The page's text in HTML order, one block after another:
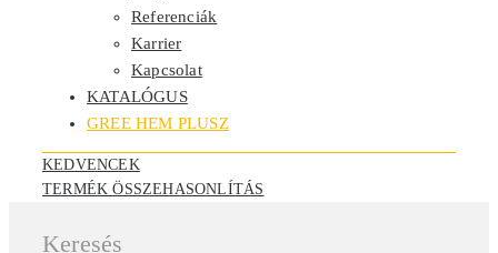
Referenciák
Karrier
Kapcsolat
KATALÓGUS
GREE HEM PLUSZ
KEDVENCEK
TERMÉK ÖSSZEHASONLÍTÁS
Keresés